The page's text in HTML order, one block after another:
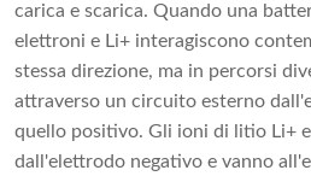
carica e scarica. Quando una
elettroni e Li+ interagiscono
stessa direzione, ma in percorsi
attraverso un circuito esterno
quello positivo. Gli ioni di litio Li+
dall'elettrodo negativo e vanno